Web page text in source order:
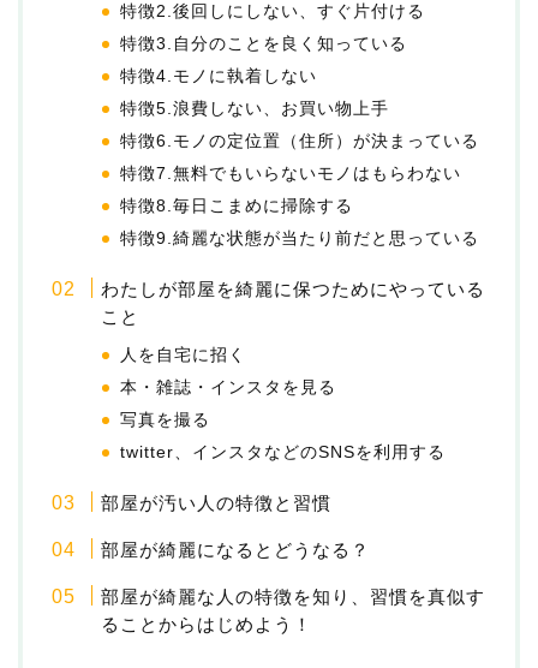
特徴2.後回しにしない、すぐ片付ける
特徴3.自分のことを良く知っている
特徴4.モノに執着しない
特徴5.浪費しない、お買い物上手
特徴6.モノの定位置（住所）が決まっている
特徴7.無料でもいらないモノはもらわない
特徴8.毎日こまめに掃除する
特徴9.綺麗な状態が当たり前だと思っている
わたしが部屋を綺麗に保つためにやっている
こと
人を自宅に招く
本・雑誌・インスタを見る
写真を撮る
twitter、インスタなどのSNSを利用する
部屋が汚い人の特徴と習慣
部屋が綺麗になるとどうなる？
部屋が綺麗な人の特徴を知り、習慣を真似す
ることからはじめよう！